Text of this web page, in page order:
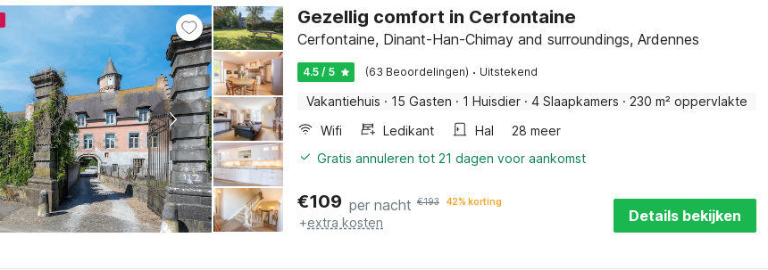
Gezellig comfort in Cerfontaine
Cerfontaine, Dinant-Han-Chimay and surroundings, Ardennes
4.5 / 5 (63 Beoordelingen) · Uitstekend
Vakantiehuis · 15 Gasten · 1 Huisdier · 4 Slaapkamers · 230 m² oppervlakte
Wifi
Ledikant Hal
28 meer
Gratis annuleren tot 21 dagen voor aankomst
€109 per nacht €193 42% korting
+extra kosten Details bekijken